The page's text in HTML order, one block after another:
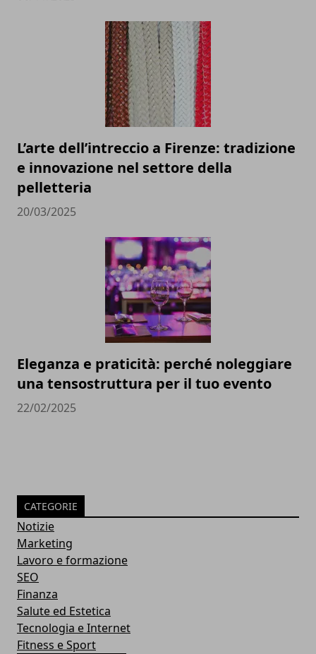
L’arte dell’intreccio a Firenze: tradizione
e innovazione nel settore della
pelletteria
20/03/2025
Eleganza e praticità: perché noleggiare
una tensostruttura per il tuo evento
22/02/2025
CATEGORIE
Notizie
Marketing
Lavoro e formazione
SEO
Finanza
Salute ed Estetica
Tecnologia e Internet
Fitness e Sport